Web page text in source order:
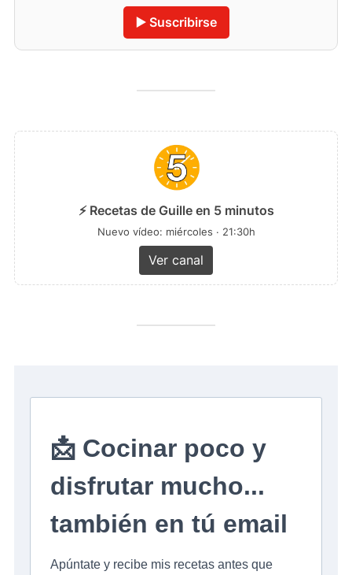
▶️ Suscribirse
⚡ Recetas de Guille en 5 minutos
Nuevo vídeo: miércoles · 21:30h
Ver canal